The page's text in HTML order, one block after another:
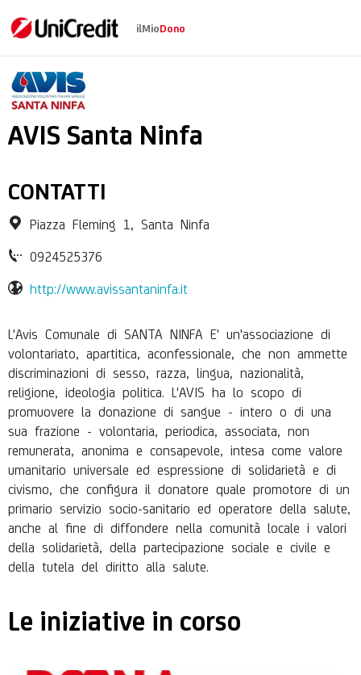
AVIS Comunale di
ilMioDono
AVIS Santa Ninfa
CONTATTI
Piazza Fleming 1, Santa Ninfa
0924525376
http://www.avissantaninfa.it
L'Avis Comunale di SANTA NINFA E' un'associazione di
volontariato, apartitica, aconfessionale, che non ammette
discriminazioni di sesso, razza, lingua, nazionalità,
religione, ideologia politica. L'AVIS ha lo scopo di
promuovere la donazione di sangue - intero o di una
sua frazione - volontaria, periodica, associata, non
remunerata, anonima e consapevole, intesa come valore
umanitario universale ed espressione di solidarietà e di
civismo, che configura il donatore quale promotore di un
primario servizio socio-sanitario ed operatore della salute,
anche al fine di diffondere nella comunità locale i valori
della solidarietà, della partecipazione sociale e civile e
della tutela del diritto alla salute.
Le iniziative in corso